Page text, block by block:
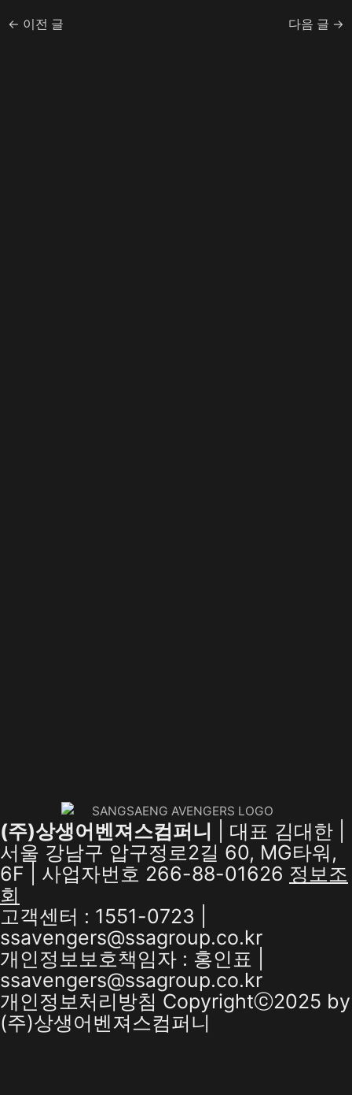
← 이전 글 다음 글 →
(주)상생어벤져스컴퍼니 | 대표 김대한 |
서울 강남구 압구정로2길 60, MG타워,
6F | 사업자번호 266-88-01626 정보조
회
고객센터 : 1551-0723 |
ssavengers@ssagroup.co.kr
개인정보보호책임자 : 홍인표 |
ssavengers@ssagroup.co.kr
개인정보처리방침 Copyrightⓒ2025 by
(주)상생어벤져스컴퍼니